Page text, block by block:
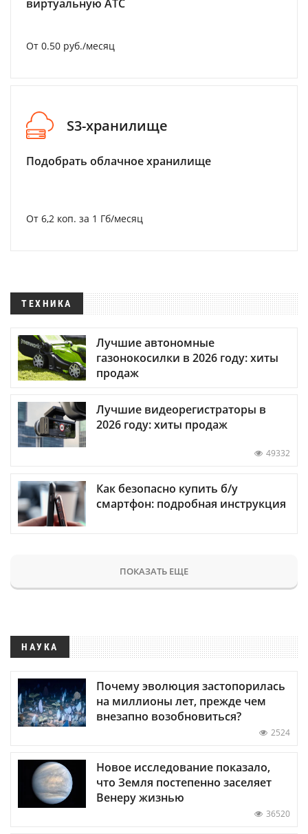
виртуальную АТС
От 0.50 руб./месяц
S3-хранилище
Подобрать облачное хранилище
От 6,2 коп. за 1 Гб/месяц
ТЕХНИКА
Лучшие автономные
газонокосилки в 2026 году: хиты
продаж
Лучшие видеорегистраторы в
2026 году: хиты продаж
49332
Как безопасно купить б/у
смартфон: подробная инструкция
ПОКАЗАТЬ ЕЩЕ
НАУКА
Почему эволюция застопорилась
на миллионы лет, прежде чем
внезапно возобновиться?
2524
Новое исследование показало,
что Земля постепенно заселяет
Венеру жизнью
36520